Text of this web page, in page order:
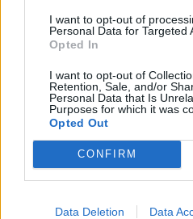
I want to opt-out of
Personal Data for Targeted
Opted In
I want to opt-out of
Retention, Sale, and/or
Personal Data that Is
Purposes for which it was
Opted Out
CONFIRM
Data Deletion Data
küldenie
Xabi Alonso, a klub új
kupaszereplés nélküli idényre
játékostól szeretne megválni.